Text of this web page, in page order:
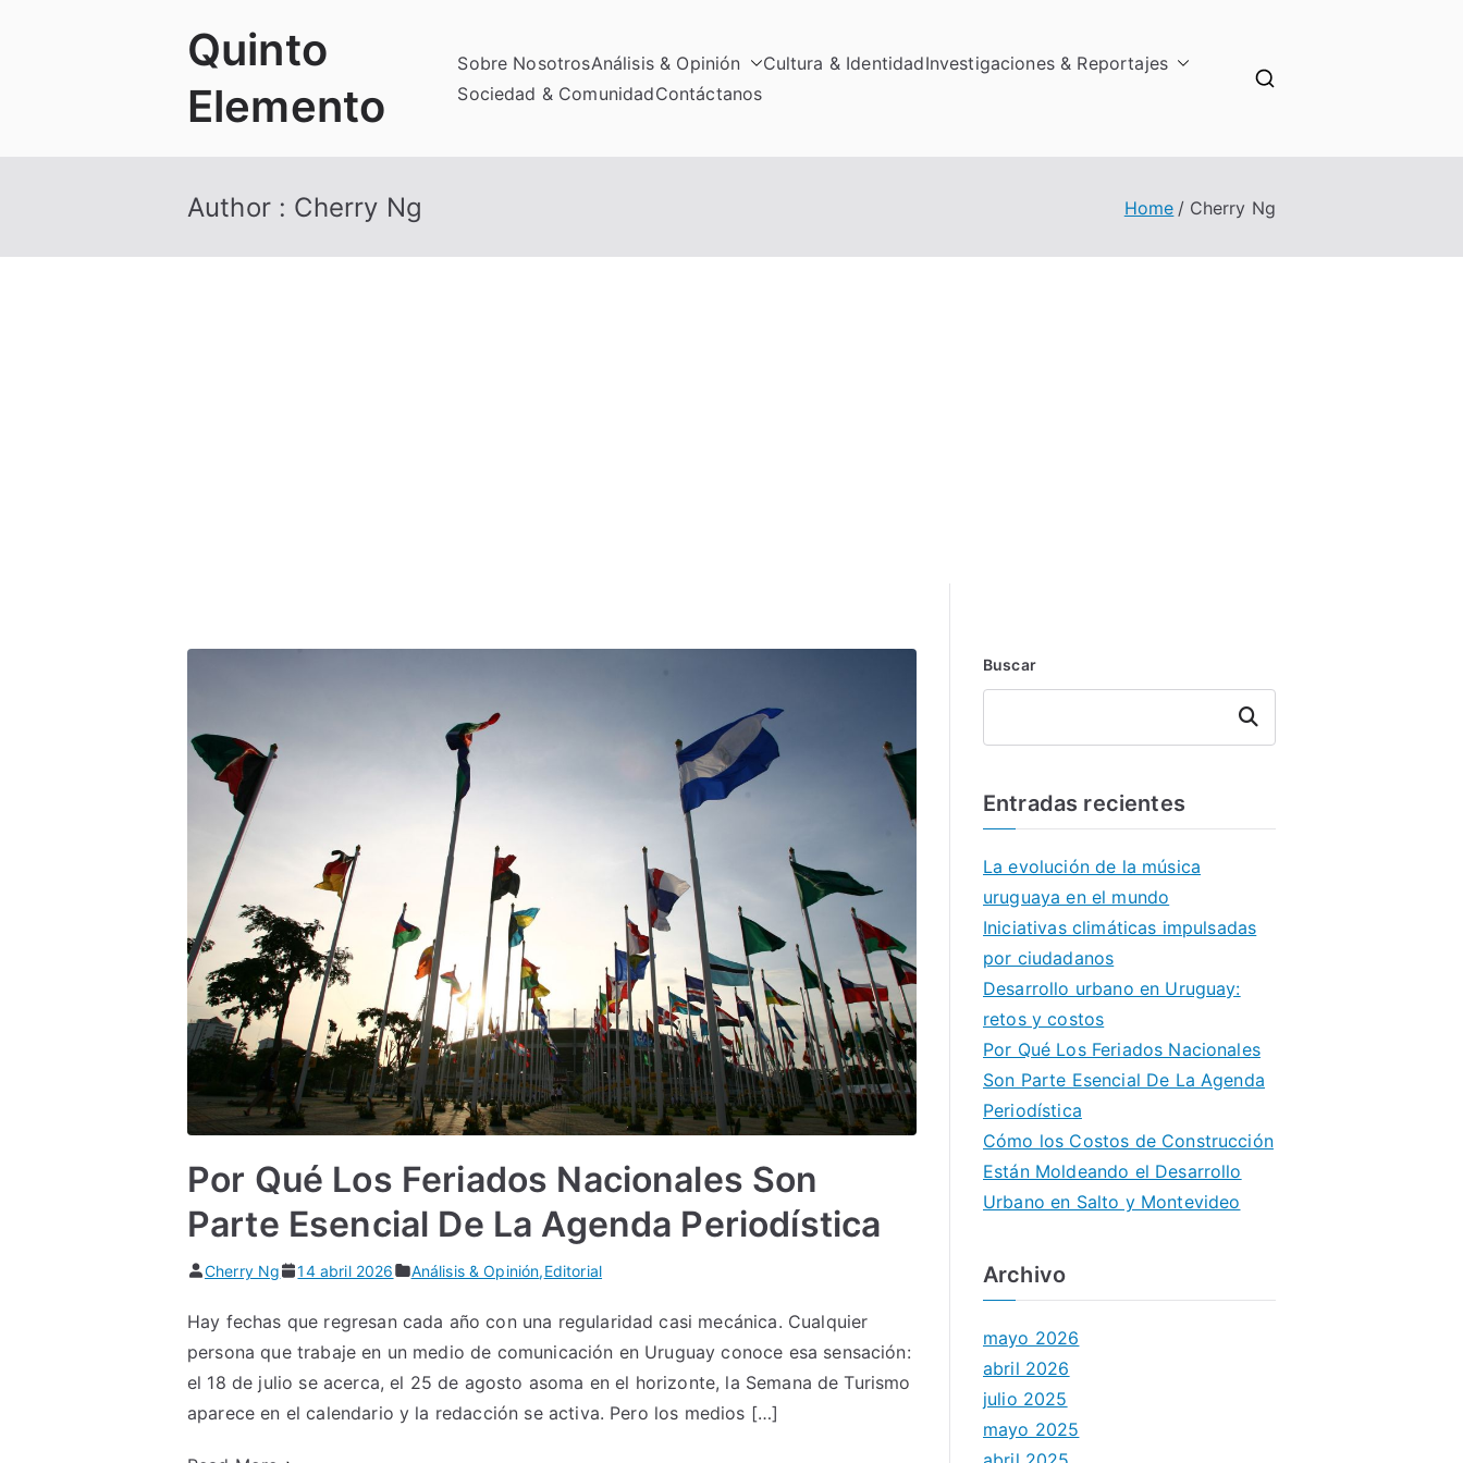
Quinto
Elemento
Sobre NosotrosAnálisis & Opinión Cultura & IdentidadInvestigaciones & Reportajes
Sociedad & ComunidadContáctanos
Author : Cherry Ng Home Cherry Ng
Por Qué Los Feriados Nacionales Son
Parte Esencial De La Agenda Periodística
Cherry Ng 14 abril 2026 Análisis & Opinión,Editorial
Hay fechas que regresan cada año con una regularidad casi mecánica. Cualquier
persona que trabaje en un medio de comunicación en Uruguay conoce esa sensación:
el 18 de julio se acerca, el 25 de agosto asoma en el horizonte, la Semana de Turismo
aparece en el calendario y la redacción se activa. Pero los medios […]
Buscar
Buscar
Entradas recientes
La evolución de la música
uruguaya en el mundo
Iniciativas climáticas impulsadas
por ciudadanos
Desarrollo urbano en Uruguay:
retos y costos
Por Qué Los Feriados Nacionales
Son Parte Esencial De La Agenda
Periodística
Cómo los Costos de Construcción
Están Moldeando el Desarrollo
Urbano en Salto y Montevideo
Archivo
mayo 2026
abril 2026
julio 2025
mayo 2025